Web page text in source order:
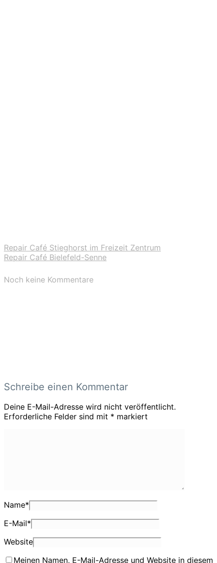
Repair Café Stieghorst im Freizeit Zentrum
Repair Café Bielefeld-Senne
Noch keine Kommentare
Schreibe einen Kommentar
Deine E-Mail-Adresse wird nicht veröffentlicht.
Erforderliche Felder sind mit * markiert
Name*
E-Mail*
Website
Meinen Namen, E-Mail-Adresse und Website in diesem